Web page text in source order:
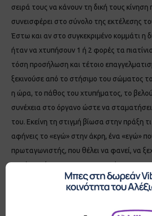
σειρά τους να κάνουν τη δική τους κίνηση
συνεισφέρει στο σύνολο της εκτέλεσης
Έστω και αν στο συγκεκριμένο κομμάτι η
ήταν να χτυπήσουν 1 ή 2 φορές τα
τόση προσήλωση και τέτοιο
ξεκινούσε από το στήσιμο του σώματος
η ώρα, το πάθος του χτυπήματος, το
συνέχεια στο όργανο ώστε να
του. Εκείνη τη στιγμή βίωσα στην πράξη τι
αφήνεις το «εγώ» στην άκρη, ένα «εγώ»
πρωταγωνιστής, που θέλει να φανεί, να
αυτό τα εύσημα και το χειροκρότημα. Και
ενός συνόλου, που ο καθένας μόνος του
επιλέξει με επαγγελματισμό και αγάπη.
δεν αρκεί για να φέρει το εξαιρετικό